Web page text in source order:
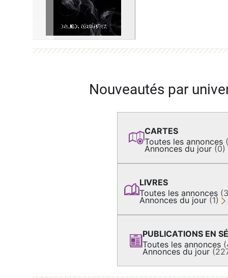
Nouveautés par
CARTES
Toutes les annonces
Annonces du jour (0)
LIVRES
Toutes les annonces
Annonces du jour (1)
PUBLICATIONS EN
Toutes les annonces
Annonces du jour